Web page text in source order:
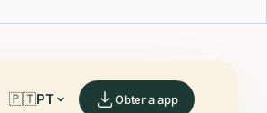
🇵🇹PT Obter a app